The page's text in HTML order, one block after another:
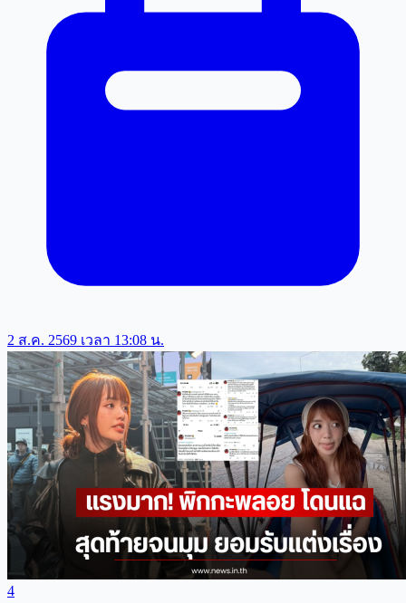
2 ส.ค. 2569 เวลา 13:08 น.
4